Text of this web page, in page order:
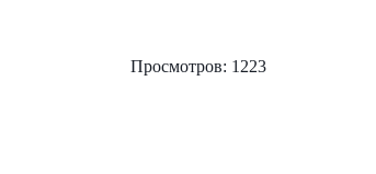
Просмотров: 1223